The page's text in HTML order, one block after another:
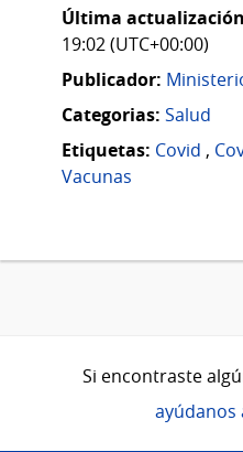
Última
19:02 (UTC+00:00)
Publicador:
Categorias: Salud
Etiquetas: Covid ,
Vacunas
Si encontraste
ayúdanos